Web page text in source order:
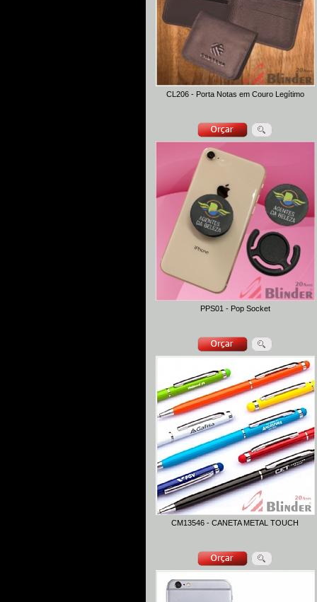
CL206 - Porta Notas em Couro Legítimo
PPS01 - Pop Socket
CM13546 - CANETA METAL TOUCH